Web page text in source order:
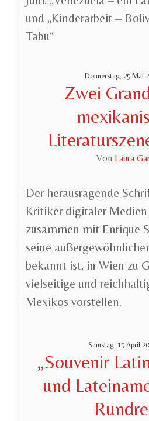
und „Kinderarbeit –
Tabu“
Donnerstag, 25 Mai
Zwei
Von Laura
Der herausragende
Kritiker digitaler
zusammen mit Enrique
seine
bekannt ist, in Wien zu
vielseitige und
Mexikos vorstellen.
Samstag, 15 April
„Souvenir
und